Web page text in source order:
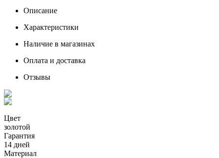
Описание
Характеристики
Наличие в магазинах
Оплата и доставка
Отзывы
Цвет
золотой
Гарантия
14 дней
Материал